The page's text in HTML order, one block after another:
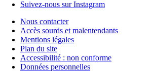
Suivez-nous sur Instagram
Nous contacter
Accès sourds et malentendants
Mentions légales
Plan du site
Accessibilité : non conforme
Données personnelles